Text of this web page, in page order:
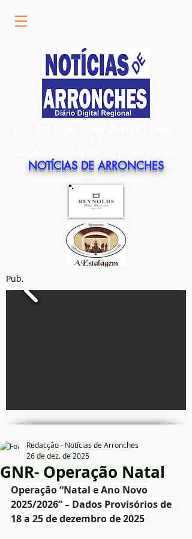
NOTÍCIAS DE ARRONCHES
Pub.
GNR- Operação Natal
Redacção - Notícias de Arronches
26 de dez. de 2025
Operação “Natal e Ano Novo
2025/2026” – Dados Provisórios de
18 a 25 de dezembro de 2025